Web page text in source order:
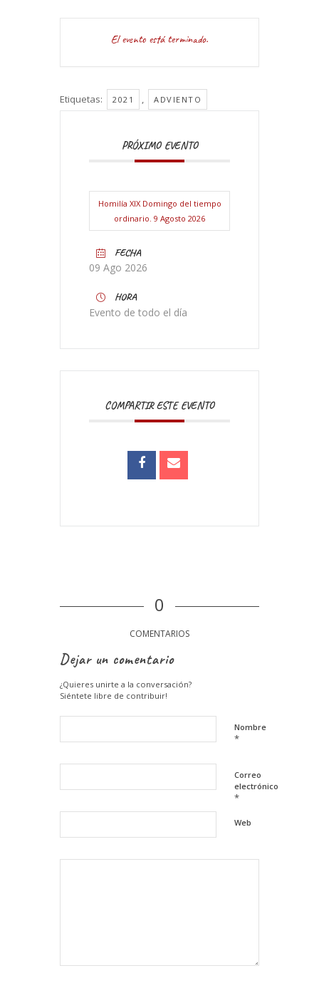
El evento está terminado.
Etiquetas: 2021 , ADVIENTO
PRÓXIMO EVENTO
Homilía XIX Domingo del tiempo
ordinario. 9 Agosto 2026
FECHA
09 Ago 2026
HORA
Evento de todo el día
COMPARTIR ESTE EVENTO
0
COMENTARIOS
Dejar un comentario
¿Quieres unirte a la conversación?
Siéntete libre de contribuir!
Nombre
*
Correo
electrónico
*
Web